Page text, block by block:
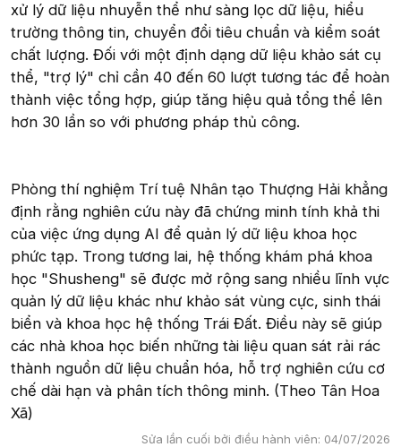
xử lý dữ liệu nhuyễn thể như sàng lọc dữ liệu, hiểu
trường thông tin, chuyển đổi tiêu chuẩn và kiểm soát
chất lượng. Đối với một định dạng dữ liệu khảo sát cụ
thể, "trợ lý" chỉ cần 40 đến 60 lượt tương tác để hoàn
thành việc tổng hợp, giúp tăng hiệu quả tổng thể lên
hơn 30 lần so với phương pháp thủ công.
Phòng thí nghiệm Trí tuệ Nhân tạo Thượng Hải khẳng
định rằng nghiên cứu này đã chứng minh tính khả thi
của việc ứng dụng AI để quản lý dữ liệu khoa học
phức tạp. Trong tương lai, hệ thống khám phá khoa
học "Shusheng" sẽ được mở rộng sang nhiều lĩnh vực
quản lý dữ liệu khác như khảo sát vùng cực, sinh thái
biển và khoa học hệ thống Trái Đất. Điều này sẽ giúp
các nhà khoa học biến những tài liệu quan sát rải rác
thành nguồn dữ liệu chuẩn hóa, hỗ trợ nghiên cứu cơ
chế dài hạn và phân tích thông minh. (Theo Tân Hoa
Xã)
Sửa lần cuối bởi điều hành viên: 04/07/2026